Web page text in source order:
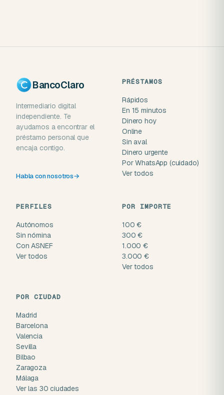
BancoClaro
Intermediario digital
independiente. Te
ayudamos a encontrar el
préstamo personal que
encaja contigo.
Habla con nosotros→
PRÉSTAMOS
Rápidos
En 15 minutos
Dinero hoy
Online
Sin aval
Dinero urgente
Por WhatsApp (cuidado)
Ver todos
PERFILES
Autónomos
Sin nómina
Con ASNEF
Ver todos
POR IMPORTE
100 €
300 €
1.000 €
3.000 €
Ver todos
POR CIUDAD
Madrid
Barcelona
Valencia
Sevilla
Bilbao
Zaragoza
Málaga
Ver las 30 ciudades